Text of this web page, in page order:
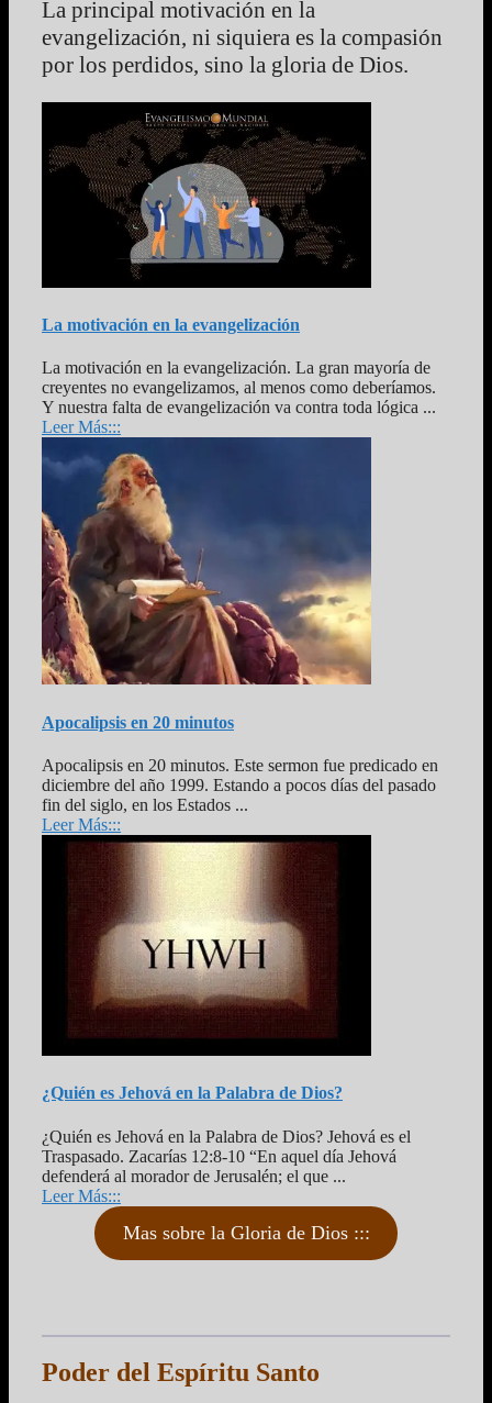
La principal motivación en la
evangelización, ni siquiera es la compasión
por los perdidos, sino la gloria de Dios.
La motivación en la evangelización
La motivación en la evangelización. La gran mayoría de
creyentes no evangelizamos, al menos como deberíamos.
Y nuestra falta de evangelización va contra toda lógica ...
Leer Más:::
Apocalipsis en 20 minutos
Apocalipsis en 20 minutos. Este sermon fue predicado en
diciembre del año 1999. Estando a pocos días del pasado
fin del siglo, en los Estados ...
Leer Más:::
¿Quién es Jehová en la Palabra de Dios?
¿Quién es Jehová en la Palabra de Dios? Jehová es el
Traspasado. Zacarías 12:8-10 “En aquel día Jehová
defenderá al morador de Jerusalén; el que ...
Leer Más:::
Mas sobre la Gloria de Dios :::
Poder del Espíritu Santo